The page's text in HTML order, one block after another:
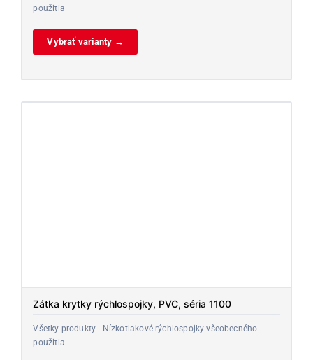
použitia
Vybrať varianty →
Zátka krytky rýchlospojky, PVC, séria 1100
Všetky produkty | Nízkotlakové rýchlospojky všeobecného
použitia